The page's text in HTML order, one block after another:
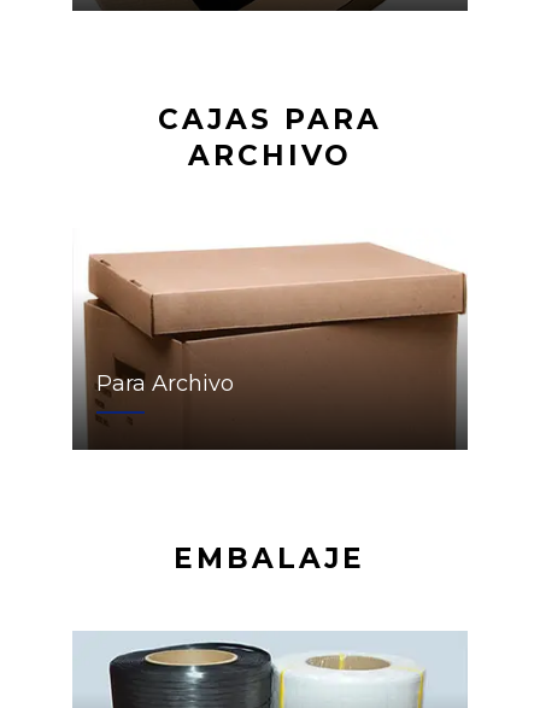
CAJAS PARA
ARCHIVO
Para Archivo
EMBALAJE